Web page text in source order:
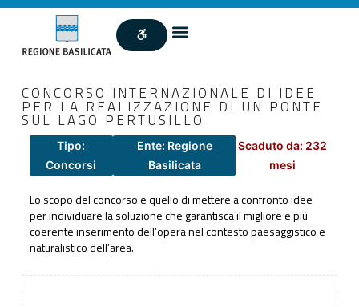
CONCORSO INTERNAZIONALE DI IDEE
PER LA REALIZZAZIONE DI UN PONTE
SUL LAGO PERTUSILLO
Tipo:
Concorsi
Ente: Regione
Basilicata
Scaduto da: 232
mesi
Lo scopo del concorso e quello di mettere a confronto idee
per individuare la soluzione che garantisca il migliore e più
coerente inserimento dell’opera nel contesto paesaggistico e
naturalistico dell’area.